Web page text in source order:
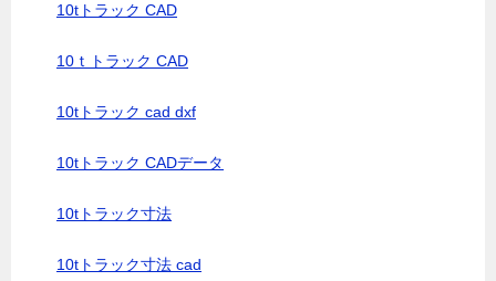
10tトラック CAD
10ｔトラック CAD
10tトラック cad dxf
10tトラック CADデータ
10tトラック寸法
10tトラック寸法 cad